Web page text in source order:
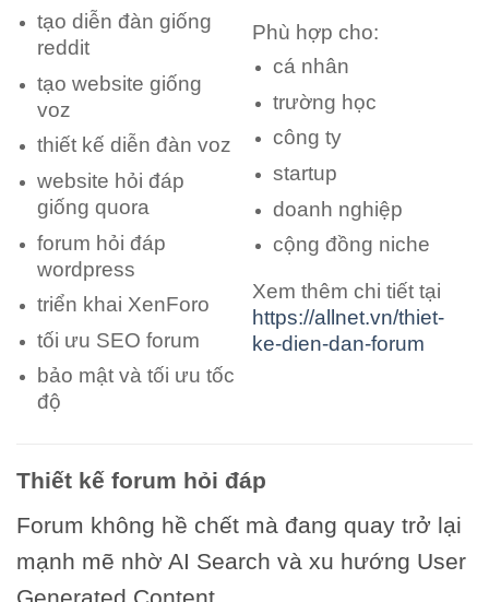
tạo diễn đàn giống
reddit
tạo website giống
voz
thiết kế diễn đàn voz
website hỏi đáp
giống quora
forum hỏi đáp
wordpress
triển khai XenForo
tối ưu SEO forum
bảo mật và tối ưu tốc
độ
Phù hợp cho:
cá nhân
trường học
công ty
startup
doanh nghiệp
cộng đồng niche
Xem thêm chi tiết tại
https://allnet.vn/thiet-
ke-dien-dan-forum
Thiết kế forum hỏi đáp
Forum không hề chết mà đang quay trở lại
mạnh mẽ nhờ AI Search và xu hướng User
Generated Content.